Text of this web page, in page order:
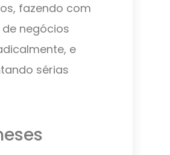
fazendo com
negócios
e
sérias